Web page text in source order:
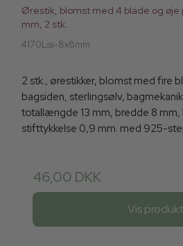
Ørestik, blomst med 4 blade og øje
mm, 2 stk.
4170Lss-8x8mm
2 stk., ørestikker, blomst med fire
bagsiden, sterlingsølv,
totallængde 13 mm, bredde 8 mm,
stifttykkelse 0,9 mm. med 925-
46,00 DKK
Vis produkt